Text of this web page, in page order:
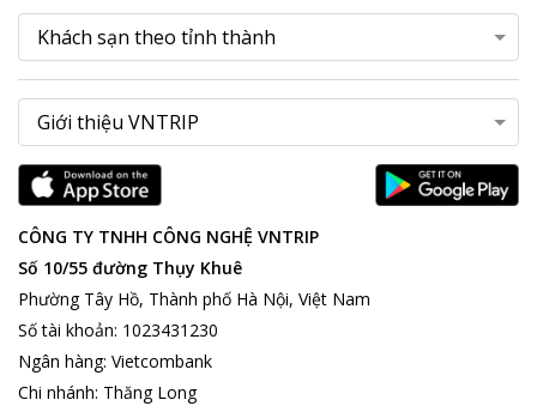
CÔNG TY TNHH CÔNG NGHỆ VNTRIP
Số 10/55 đường Thụy Khuê
Phường Tây Hồ, Thành phố Hà Nội, Việt Nam
Số tài khoản: 1023431230
Ngân hàng: Vietcombank
Chi nhánh: Thăng Long